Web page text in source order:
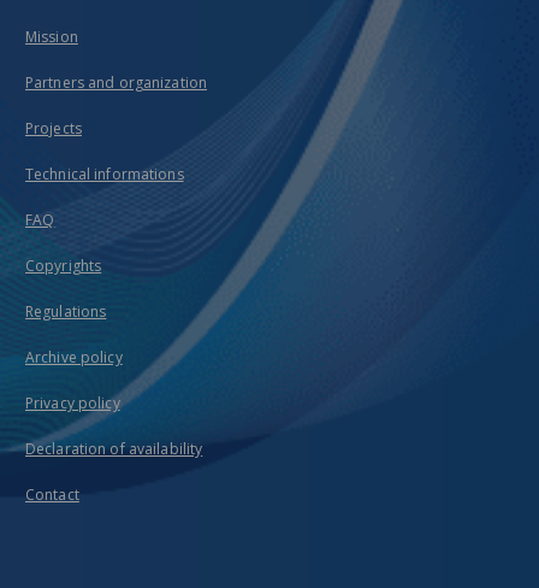
Mission
Partners and organization
Projects
Technical informations
FAQ
Copyrights
Regulations
Archive policy
Privacy policy
Declaration of availability
Contact